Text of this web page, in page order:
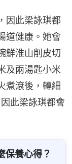
因此梁詠琪都
道健康。她會
鮮淮山削皮切
及兩湯匙小米
煮滾後，轉細
此梁詠琪都會
保養心得？